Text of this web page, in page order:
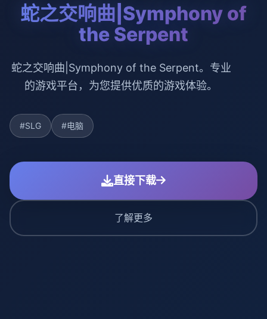
蛇之交响曲|Symphony of
the Serpent
蛇之交响曲|Symphony of the Serpent。专业
的游戏平台，为您提供优质的游戏体验。
#SLG #电脑
直接下载
了解更多